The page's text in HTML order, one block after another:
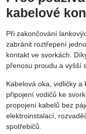
kabelové
Při zakončování
zabránit roztřepení
kontakt ve svorkách.
přenosu proudu a vyšší
Kabelová oka, vidličky
připojení vodičů ke
propojení kabelů bez
elektroinstalací,
spotřebičů.